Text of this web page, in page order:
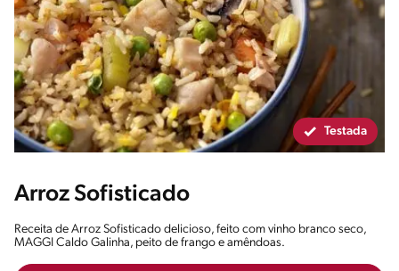
Testada
Arroz Sofisticado
Receita de Arroz Sofisticado delicioso, feito com vinho branco seco,
MAGGI Caldo Galinha, peito de frango e amêndoas.